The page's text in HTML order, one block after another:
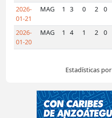
2026-
01-21
MAG 1 3 0 2 0
2026-
01-20
MAG 1 4 1 2 0
Estadísticas por